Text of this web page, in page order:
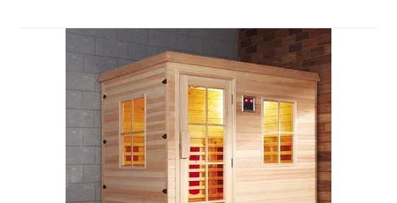
gibi dış mekanlarda size özel bir sağlık ve dinlenme
alanı yaratıyor.